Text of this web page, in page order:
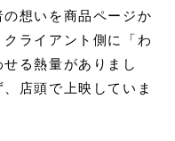
想いを商品ページか
ライアント側に「わ
る熱量がありまし
店頭で上映していま